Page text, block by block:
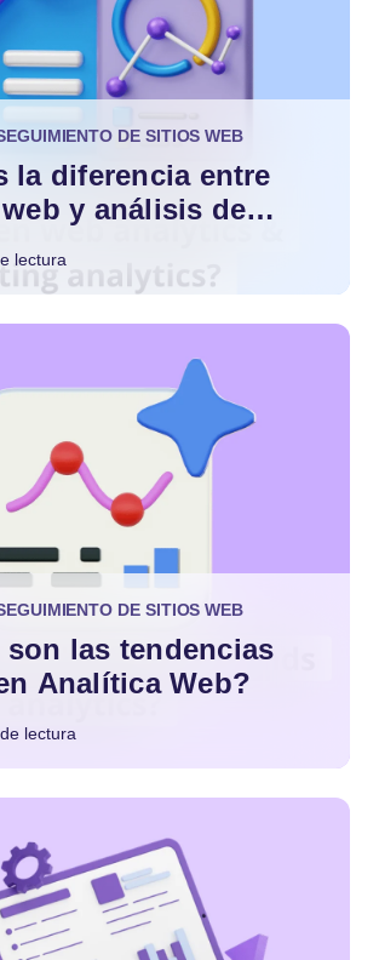
DE SITIOS WEB
la diferencia entre
y análisis de
lectura
DE SITIOS WEB
son las tendencias
Analítica Web?
lectura